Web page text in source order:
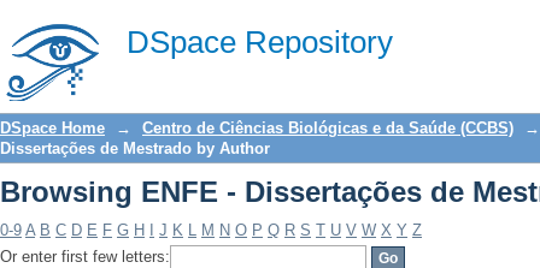
DSpace Repository
Browsing ENFE - Dissertações de
DSpace Home → Centro de Ciências Biológicas e da Saúde (CCBS)
→
Dissertações de Mestrado by Author
Browsing ENFE - Dissertações de
0-9 A B C D E F G H J K L M N O P Q R S T U V W X Y Z
Or enter first few letters: